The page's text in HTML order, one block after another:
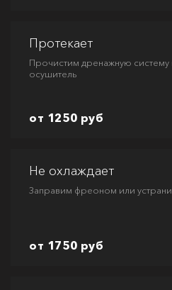
Протекает
Прочистим дренажную систему
осушитель
от 1250 руб
Не охлаждает
Заправим фреоном или
от 1750 руб